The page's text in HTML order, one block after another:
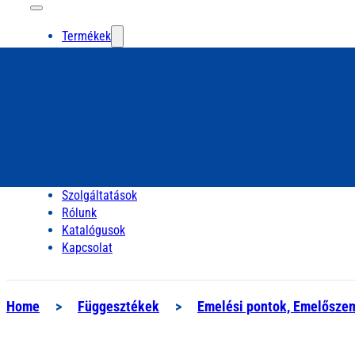
Termékek
Szolgáltatások
Rólunk
Katalógusok
Kapcsolat
Home > Függesztékek > Emelési pontok,